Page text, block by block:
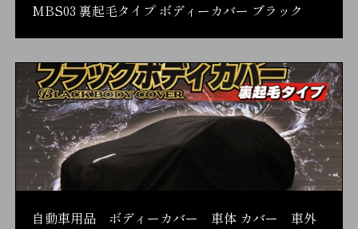
MBS03 裏起毛タイプ ボディーカバー ブラック
自動車用品 ボディーカバー 車体 カバー 車外